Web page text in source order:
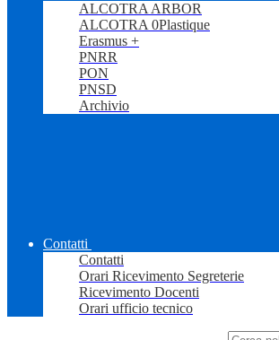
ALCOTRA ARBOR
ALCOTRA 0Plastique
Erasmus +
PNRR
PON
PNSD
Archivio
Contatti
Contatti
Orari Ricevimento Segreterie
Ricevimento Docenti
Orari ufficio tecnico